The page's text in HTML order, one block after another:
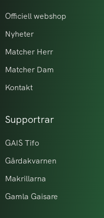
Officiell webshop
Nyheter
Matcher Herr
Matcher Dam
Kontakt
Supportrar
GAIS Tifo
Gårdakvarnen
Makrillarna
Gamla Gaisare